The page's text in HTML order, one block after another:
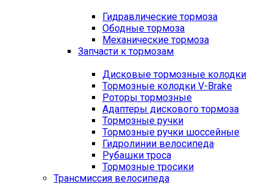
Гидравлические тормоза
Ободные тормоза
Механические тормоза
Запчасти к тормозам
Дисковые тормозные колодки
Тормозные колодки V-Brake
Роторы тормозные
Адаптеры дискового тормоза
Тормозные ручки
Тормозные ручки шоссейные
Гидролинии велосипеда
Рубашки троса
Тормозные тросики
Трансмиссия велосипеда